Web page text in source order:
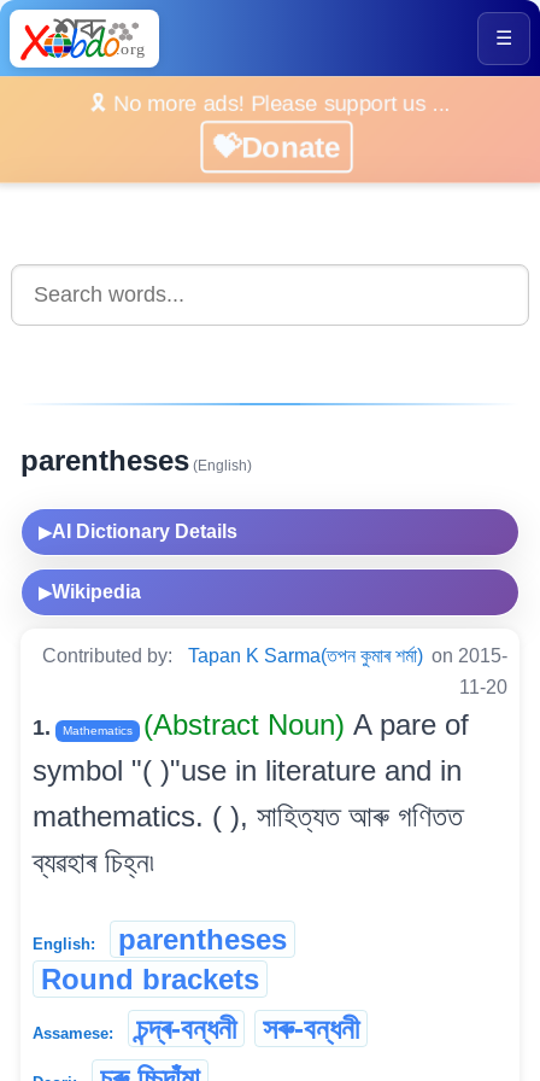
☰
🎗️ No more ads! Please support us ...
💝Donate
parentheses (English)
▶AI Dictionary Details
▶Wikipedia
Contributed by: Tapan K Sarma(তপন কুমাৰ শৰ্মা) on 2015-
11-20
1. Mathematics (Abstract Noun) A pare of
symbol "( )"use in literature and in
mathematics. ( ), সাহিত্যত আৰু গণিতত
ব্যৱহাৰ চিহ্ন৷
English:
parentheses
Round brackets
Assamese: চন্দ্ৰ-বন্ধনী সৰু-বন্ধনী